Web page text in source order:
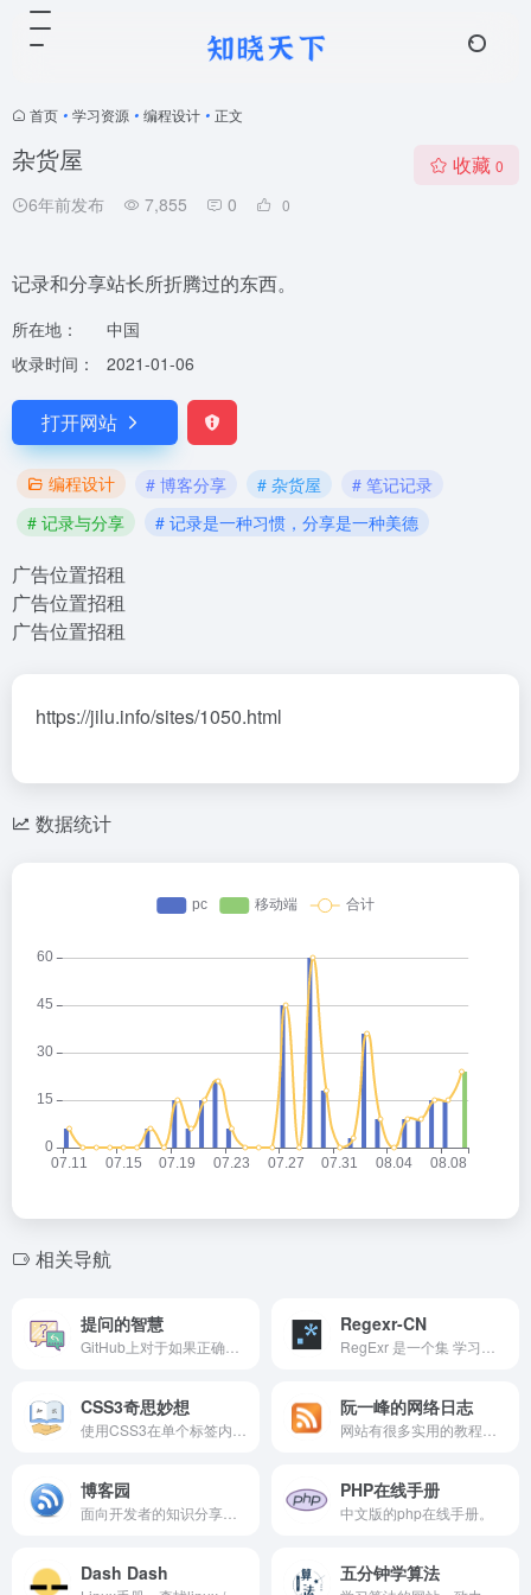
首页 • 学习资源 • 编程设计 • 正文
杂货屋
6年前发布 7,855 0 0
收藏 0
记录和分享站长所折腾过的东西。
所在地：
中国
收录时间：
2021-01-06
打开网站
编程设计 # 博客分享 # 杂货屋
# 笔记记录
# 记录与分享
# 记录是一种习惯，分享是一种美德
广告位置招租
广告位置招租
广告位置招租
https://jilu.info/sites/1050.html
数据统计
相关导航
提问的智慧 Regexr-CN
CSS3奇思妙想 阮一峰的网络日志
博客园 PHP在线手册
中文版的php在线手册。
Dash Dash 五分钟学算法